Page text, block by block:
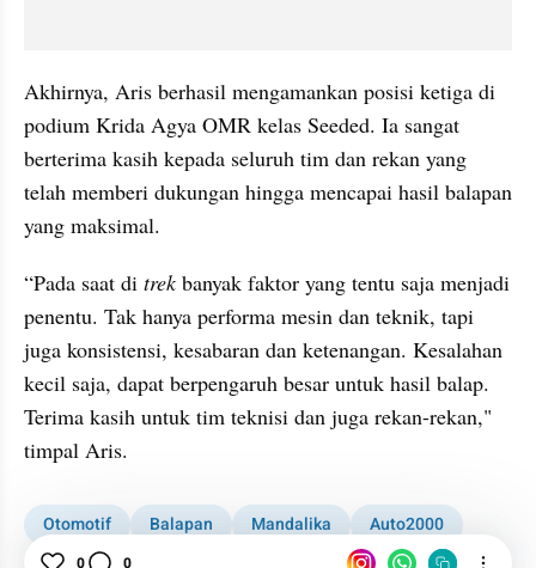
Akhirnya, Aris berhasil mengamankan posisi ketiga di
podium Krida Agya OMR kelas Seeded. Ia sangat
berterima kasih kepada seluruh tim dan rekan yang
telah memberi dukungan hingga mencapai hasil balapan
yang maksimal.
“Pada saat di trek banyak faktor yang tentu saja menjadi
penentu. Tak hanya performa mesin dan teknik, tapi
juga konsistensi, kesabaran dan ketenangan. Kesalahan
kecil saja, dapat berpengaruh besar untuk hasil balap.
Terima kasih untuk tim teknisi dan juga rekan-rekan,"
timpal Aris.
Otomotif Balapan Mandalika
Auto2000
0 0